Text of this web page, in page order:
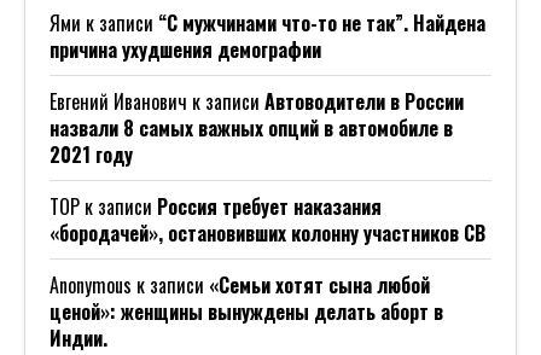
Ями к записи “С мужчинами что-то не так”. Найдена
причина ухудшения демографии
Евгений Иванович к записи Автоводители в России
назвали 8 самых важных опций в автомобиле в
2021 году
ТОР к записи Россия требует наказания
«бородачей», остановивших колонну участников СВ
Anonymous к записи «Семьи хотят сына любой
ценой»: женщины вынуждены делать аборт в
Индии.